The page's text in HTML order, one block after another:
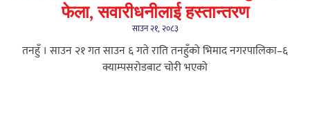
फेला, सवारीधनीलाई हस्तान्तरण
साउन २१, २०८३
तनहुँ । साउन २१ गत साउन ६ गते राति तनहुँको भिमाद नगरपालिका–६
क्याम्पसरोडबाट चोरी भएको